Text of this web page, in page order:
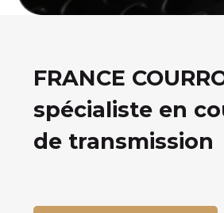
FRANCE
spécialiste en
de transmission